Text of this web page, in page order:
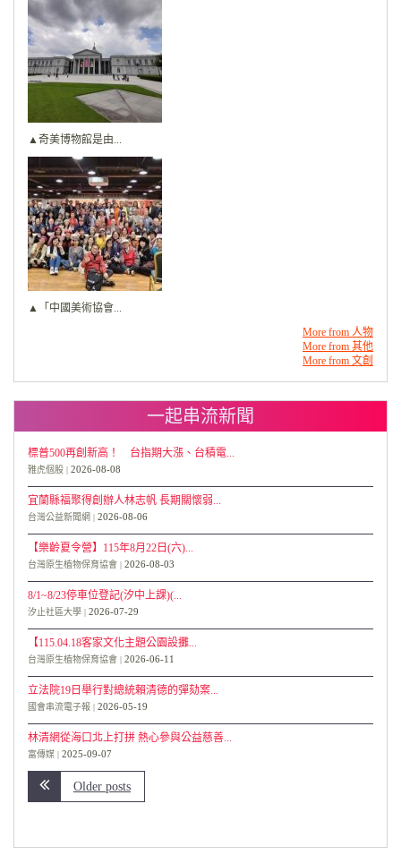
▲奇美博物館是由...
▲「中國美術協會...
More from 人物
More from 其他
More from 文創
一起串流新聞
標普500再創新高！ 台指期大漲、台積電...
雅虎個股 2026-08-08
宜蘭縣福聚得創辦人林志帆 長期關懷弱...
台灣公益新聞網 2026-08-06
【樂齡夏令營】115年8月22日(六)...
台灣原生植物保育協會 2026-08-03
8/1~8/23停車位登記(汐中上課)(...
汐止社區大學 2026-07-29
【115.04.18客家文化主題公園設攤...
台灣原生植物保育協會 2026-06-11
立法院19日舉行對總統賴清德的彈劾案...
國會串流電子報 2026-05-19
林清網從海口北上打拼 熱心參與公益慈善...
富傳媒 2025-09-07
Older posts